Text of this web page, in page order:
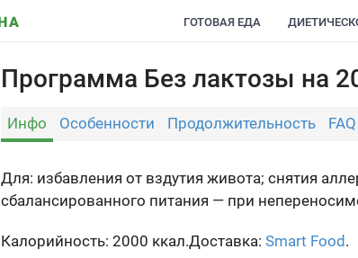
ГОТОВАЯ ЕДА
Программа Без лактозы на
Инфо Особенности Продолжительность FAQ
Для: избавления от вздутия живота; снятия
сбалансированного питания — при
Калорийность: 2000 ккал.Доставка: Smart Food .